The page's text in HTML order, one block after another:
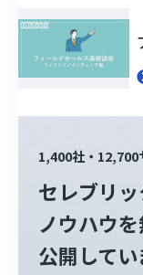
1,400社・12,700
セレブリ
ノウハウ
公開して